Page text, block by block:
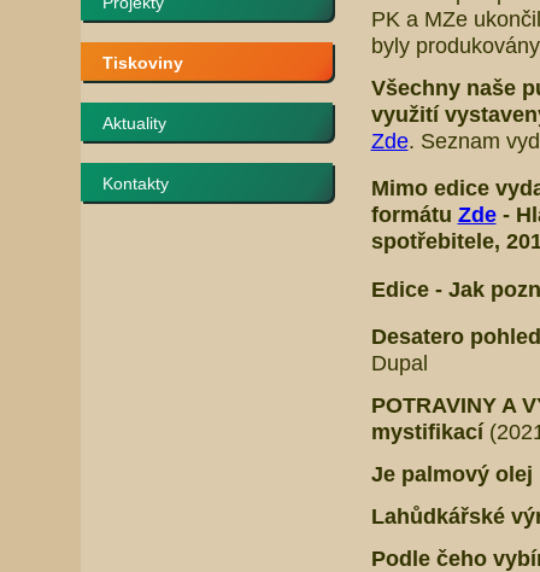
Tiskoviny
Aktuality
Kontakty
PK a MZe
byly
Všechny naše
využití
Zde. Seznam
Mimo edice
formátu Zde-
spotřebitele,
Edice - Jak
Desatero
Dupal
POTRAVINY A
mystifikací
Je palmový
Lahůdkářské
Podle čeho